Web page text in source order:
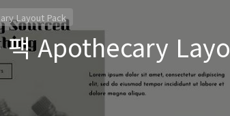
Layout Pack
팩 Apothecary Layo